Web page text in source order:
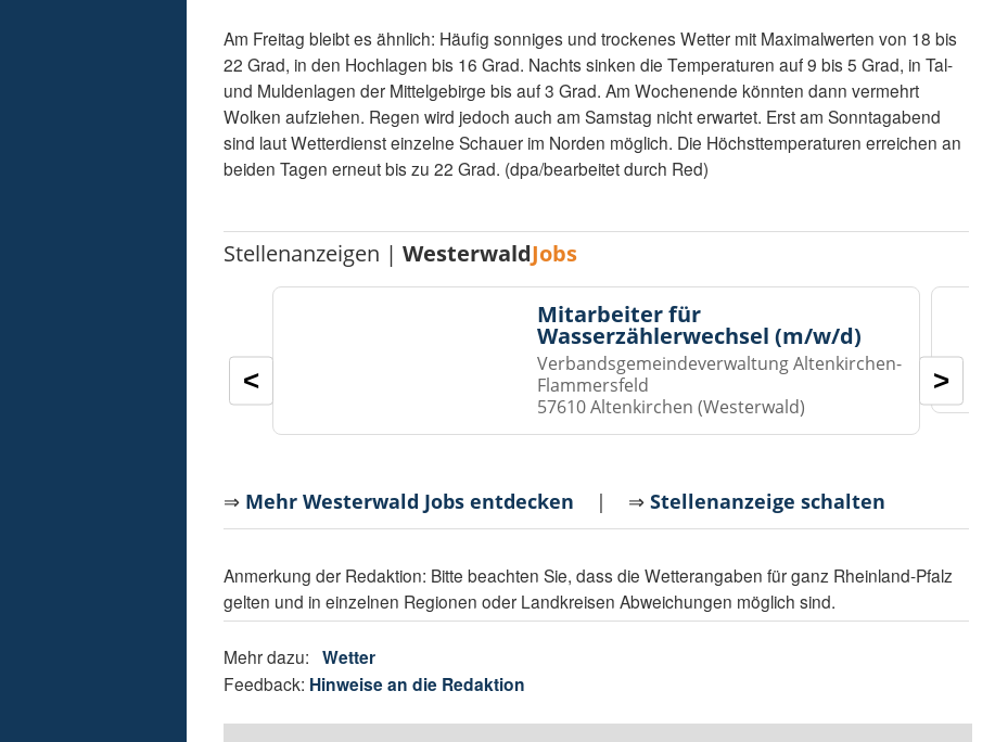
Am Freitag bleibt es ähnlich: Häufig sonniges und trockenes Wetter mit Maximalwerten von 18 bis
22 Grad, in den Hochlagen bis 16 Grad. Nachts sinken die Temperaturen auf 9 bis 5 Grad, in Tal-
und Muldenlagen der Mittelgebirge bis auf 3 Grad. Am Wochenende könnten dann vermehrt
Wolken aufziehen. Regen wird jedoch auch am Samstag nicht erwartet. Erst am Sonntagabend
sind laut Wetterdienst einzelne Schauer im Norden möglich. Die Höchsttemperaturen erreichen an
beiden Tagen erneut bis zu 22 Grad. (dpa/bearbeitet durch Red)
Stellenanzeigen |WesterwaldJobs
Mitarbeiter für
Wasserzählerwechsel (m/w/d)
Verbandsgemeindeverwaltung Altenkirchen-
Flammersfeld
57610 Altenkirchen (Westerwald)
< >
⇒ Mehr Westerwald Jobs entdecken | ⇒Stellenanzeige schalten
Anmerkung der Redaktion: Bitte beachten Sie, dass die Wetterangaben für ganz Rheinland-Pfalz
gelten und in einzelnen Regionen oder Landkreisen Abweichungen möglich sind.
Mehr dazu:Wetter
Feedback: Hinweise an die Redaktion